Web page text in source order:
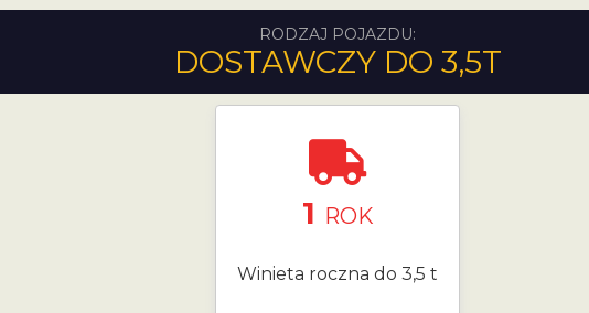
RODZAJ POJAZDU:
DOSTAWCZY DO 3,5T
1 ROK
Winieta roczna do 3,5 t